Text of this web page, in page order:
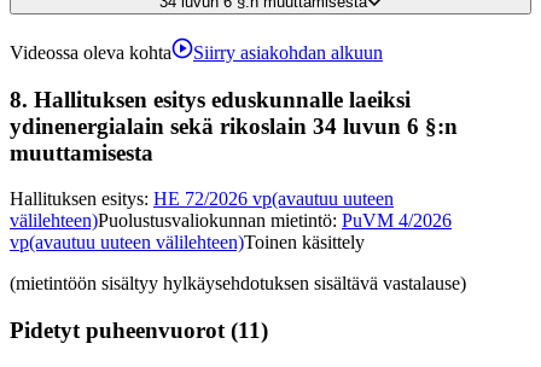
Videossa oleva kohta Siirry asiakohdan alkuun
8. Hallituksen esitys eduskunnalle laeiksi
ydinenergialain sekä rikoslain 34 luvun 6 §:n
muuttamisesta
Hallituksen esitys: HE 72/2026 vp(avautuu uuteen
välilehteen)Puolustusvaliokunnan mietintö: PuVM 4/2026
vp(avautuu uuteen välilehteen)Toinen käsittely
(mietintöön sisältyy hylkäysehdotuksen sisältävä vastalause)
Pidetyt puheenvuorot (11)